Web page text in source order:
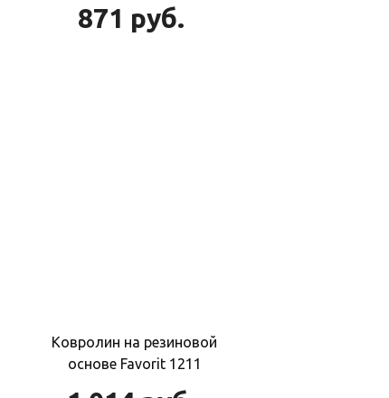
871 руб.
Ковролин на резиновой
основе Favorit 1211